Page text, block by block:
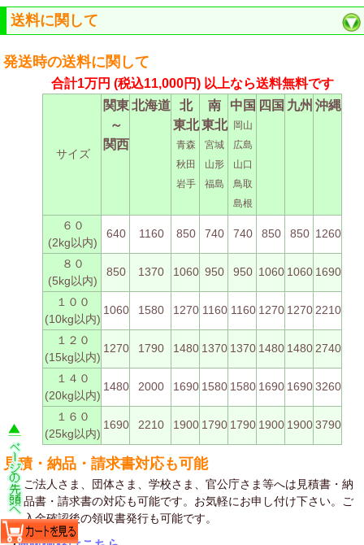
送料に関して
発送時の送料に関して
合計1万円 (税込11,000円)以上なら送料無料です
サイズ
関東
～
関西
北海道
北
東北
青森
秋田
岩手
南
東北
宮城
山形
福島
中国
岡山
広島
山口
鳥取
島根
四国 九州 沖縄
６０
(2kg以内)
640 1160 850 740 740 850 850 1260
８０
(5kg以内)
850 1370 1060 950 950 1060 1060 1690
１００
(10kg以内)
1060 1580 1270 1160 1160 1270 12702210
１２０
(15kg以内)
1270 1790 1480 1370 1370 1480 14802740
１４０
(20kg以内)
1480 2000 1690 1580 1580 1690 16903260
１６０
(25kg以内)
1690 2210 1900 1790 1790 1900 19003790
見積・納品・請求書対応も可能
ご法人さま、団体さま、学校さま、官公庁さま等へは見積書・納
品書・請求書の対応も可能です。お気軽にお申し付け下さい。ご
入金確認後の領収書発行も可能です。